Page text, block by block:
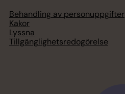
Behandling av personuppgifter
Kakor
Lyssna
Tillgänglighetsredogörelse